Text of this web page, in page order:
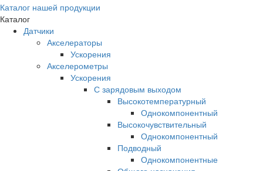
Каталог нашей продукции
Каталог
Датчики
Акселераторы
Ускорения
Акселерометры
Ускорения
С зарядовым выходом
Высокотемпературный
Однокомпонентный
Высокочувствительный
Однокомпонентный
Подводный
Однокомпонентные